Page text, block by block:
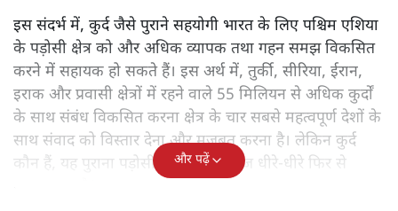
इस संदर्भ में, कुर्द जैसे पुराने सहयोगी भारत के लिए पश्चिम एशिया
के पड़ोसी क्षेत्र को और अधिक व्यापक तथा गहन समझ विकसित
करने में सहायक हो सकते हैं। इस अर्थ में, तुर्की, सीरिया, ईरान,
इराक और प्रवासी क्षेत्रों में रहने वाले 55 मिलियन से अधिक कुर्दों
के साथ संबंध विकसित करना क्षेत्र के चार सबसे महत्वपूर्ण देशों के
साथ संवाद को विस्तार देना और मजबूत करना है। लेकिन कुर्द
कौन हैं, यह पुराना पड़ोसी जिसे भारत आज धीरे-धीरे फिर से
और पढ़ें